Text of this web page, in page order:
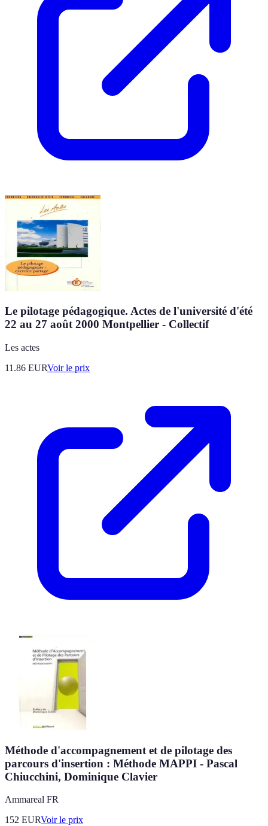
Le pilotage pédagogique. Actes de l'université d'été
22 au 27 août 2000 Montpellier - Collectif
Les actes
11.86 EURVoir le prix
Méthode d'accompagnement et de pilotage des
parcours d'insertion : Méthode MAPPI - Pascal
Chiucchini, Dominique Clavier
Ammareal FR
152 EURVoir le prix